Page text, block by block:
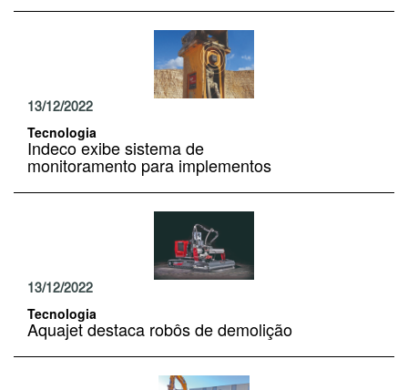
13/12/2022
Tecnologia
Indeco exibe sistema de
monitoramento para implementos
13/12/2022
Tecnologia
Aquajet destaca robôs de demolição